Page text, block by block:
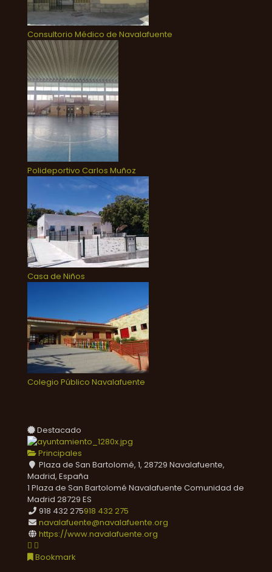
Consultorio Médico de Navalafuente
Polideportivo Carlos Muñoz
Casa de Niños
Colegio Público Navalafuente
Destacado
Principales
Plaza de San Bartolomé, 1, 28729 Navalafuente,
Madrid, España
1 Plaza de San Bartolomé Navalafuente Comunidad de
Madrid 28729 ES
918 432 275918 432 275
navalafuente@navalafuente.org
https://www.navalafuente.org
Bookmark